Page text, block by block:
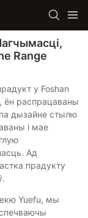
Range
у Foshan
ён распрацаваны
дызайне стылю
і мае
Ад
прадукту
Yuefu, мы